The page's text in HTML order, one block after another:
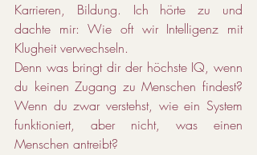
Karrieren, Bildung. Ich hörte zu und
dachte mir: Wie oft wir Intelligenz mit
Klugheit verwechseln.
Denn was bringt dir der höchste IQ, wenn
du keinen Zugang zu Menschen findest?
Wenn du zwar verstehst, wie ein System
funktioniert, aber nicht, was einen
Menschen antreibt?